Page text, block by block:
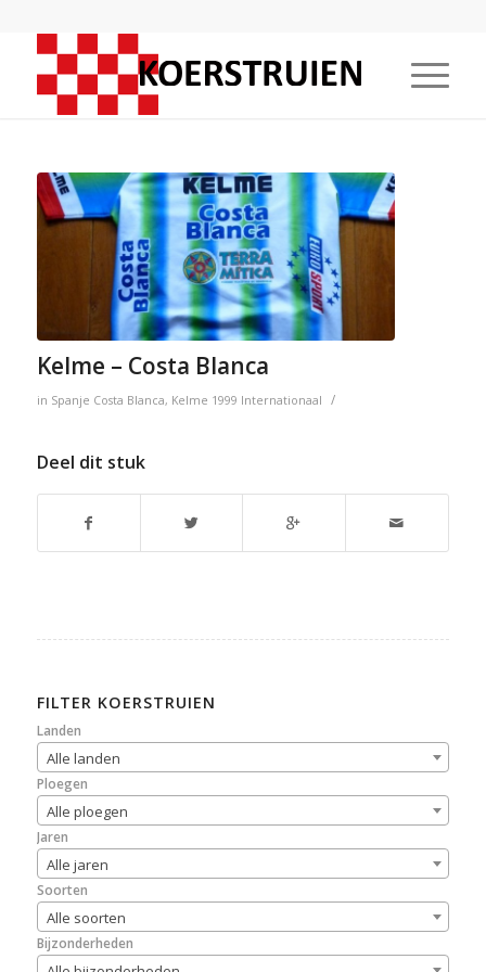
Kelme – Costa Blanca
in Spanje Costa Blanca, Kelme 1999 Internationaal /
Deel dit stuk
FILTER KOERSTRUIEN
Landen
Alle landen
Ploegen
Alle ploegen
Jaren
Alle jaren
Soorten
Alle soorten
Bijzonderheden